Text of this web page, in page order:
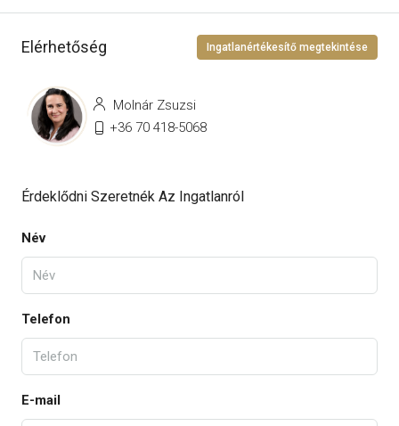
Elérhetőség Ingatlanértékesítő megtekintése
Molnár Zsuzsi
+36 70 418-5068
Érdeklődni Szeretnék Az Ingatlanról
Név
Telefon
E-mail